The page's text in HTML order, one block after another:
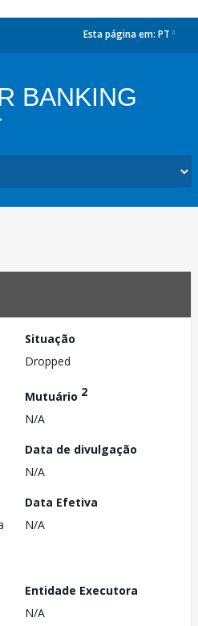
Esta página em: PT
BANKING
Situação
Dropped
Mutuário 2
N/A
Data de divulgação
N/A
Data Efetiva
N/A
Entidade Executora
N/A